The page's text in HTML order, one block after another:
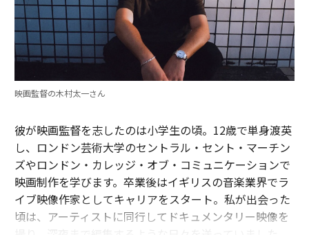
映画監督の木村太一さん
彼が映画監督を志したのは小学生の頃。12歳で単身渡英
し、ロンドン芸術大学のセントラル・セント・マーチン
ズやロンドン・カレッジ・オブ・コミュニケーションで
映画制作を学びます。卒業後はイギリスの音楽業界でラ
イブ映像作家としてキャリアをスタート。私が出会った
頃は、アーティストに同行してドキュメンタリー映像を